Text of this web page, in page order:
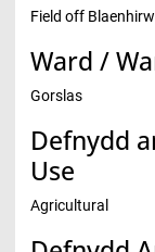
Field off
Ward /
Gorslas
Defnydd
Use
Agricultural